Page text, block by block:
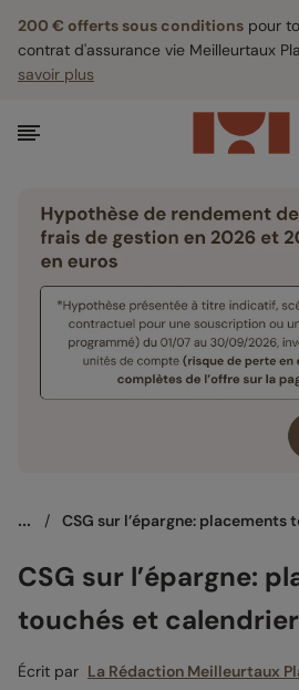
200 € offerts sous conditions pour
contrat d'assurance vie Meilleurtaux
savoir plus
... / CSG sur l’épargne:
CSG sur l’épargne:
touchés et calendrier
Écrit par La Rédaction Meilleurtaux